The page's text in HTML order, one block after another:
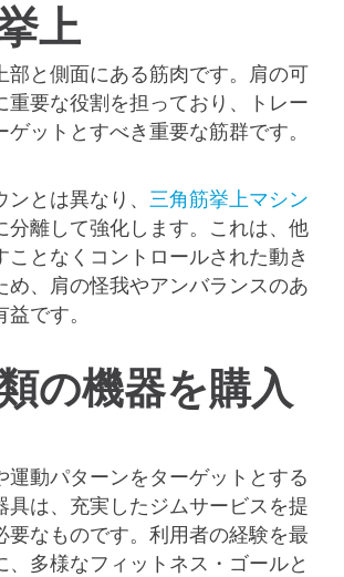
上
部と側面にある筋肉です。肩の可
重要な役割を担っており、トレー
ットとすべき重要な筋群です。
とは異なり、 三角筋挙上マシン
分離して強化します。これは、他
ことなくコントロールされた動き
め、肩の怪我やアンバランスのあ
です。
の機器を購入
運動パターンをターゲットとする
具は、充実したジムサービスを提
要なものです。利用者の経験を最
、多様なフィットネス・ゴールと